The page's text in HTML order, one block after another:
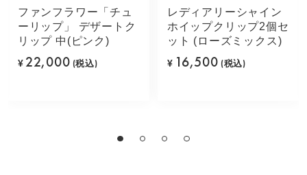
ファンフラワー「チュ
ーリップ」 デザートク
リップ 中(ピンク)
¥ 22,000 (税込)
レディアリーシャイン
ホイップクリップ2個セ
ット (ローズミックス)
¥ 16,500 (税込)